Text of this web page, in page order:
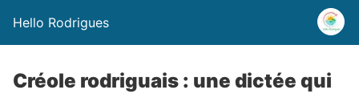
Hello Rodrigues
Créole rodriguais : une dictée qui